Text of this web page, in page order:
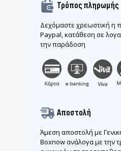
Τρόπος πληρωμής
Δεχόμαστε χρεωστική η
Paypal, κατάθεση σε
την παράδοση
Αποστολή
Άμεση αποστολή με
Boxnow ανάλογα με την